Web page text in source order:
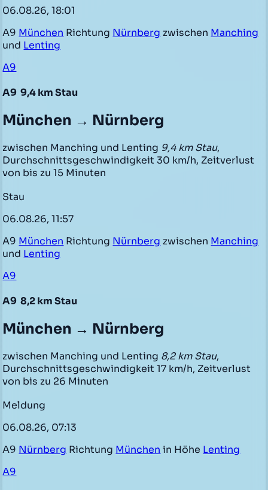
06.08.26, 18:01
A9 München Richtung Nürnberg zwischen Manching
und Lenting
A9
A9 9,4 km Stau
München → Nürnberg
zwischen Manching und Lenting 9,4 km Stau,
Durchschnittsgeschwindigkeit 30 km/h, Zeitverlust
von bis zu 15 Minuten
Stau
06.08.26, 11:57
A9 München Richtung Nürnberg zwischen Manching
und Lenting
A9
A9 8,2 km Stau
München → Nürnberg
zwischen Manching und Lenting 8,2 km Stau,
Durchschnittsgeschwindigkeit 17 km/h, Zeitverlust
von bis zu 26 Minuten
Meldung
06.08.26, 07:13
A9 Nürnberg Richtung München in Höhe Lenting
A9